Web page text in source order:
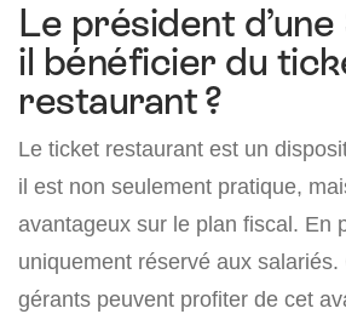
Le président
il bénéficier du
restaurant ?
Le ticket restaurant est un
il est non seulement pratique,
avantageux sur le plan fiscal. En
uniquement réservé aux salariés.
gérants peuvent profiter de cet